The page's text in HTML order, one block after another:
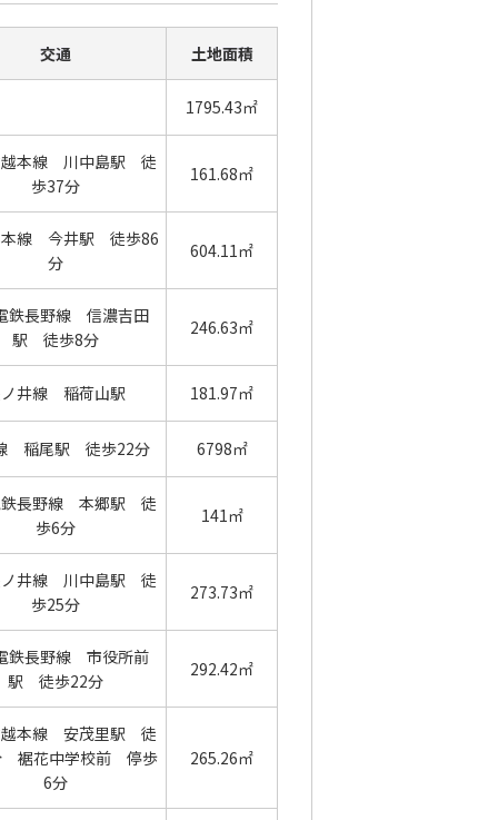
交通 土地面積
1795.43㎡
越本線 川中島駅 徒
歩37分
161.68㎡
本線 今井駅 徒歩86
分
604.11㎡
鉄長野線 信濃吉田
駅 徒歩8分
246.63㎡
井線 稲荷山駅 181.97㎡
稲尾駅 徒歩22分 6798㎡
鉄長野線 本郷駅 徒
歩6分
141㎡
ノ井線 川中島駅 徒
歩25分
273.73㎡
鉄長野線 市役所前
駅 徒歩22分
292.42㎡
越本線 安茂里駅 徒
裾花中学校前 停歩
6分
265.26㎡